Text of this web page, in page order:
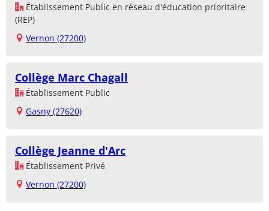
Établissement Public en réseau d'éducation prioritaire
(REP)
Vernon (27200)
Collège Marc Chagall
Établissement Public
Gasny (27620)
Collège Jeanne d'Arc
Établissement Privé
Vernon (27200)